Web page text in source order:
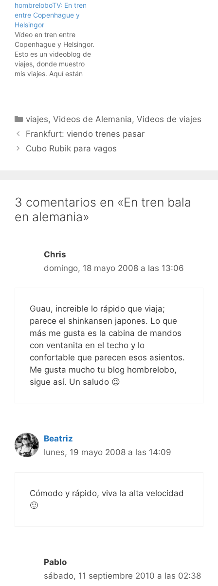
parecido bonita. Y el
tren bala espectacular.
Suscribiros a los video
feeds RSS: Suscríbete a
los vídeos de viajes de
hombrelobo Para iPods
y…
hombreloboTV: En tren
entre Copenhague y
Helsingor
Vídeo en tren entre
Copenhague y Helsingor.
Esto es un videoblog de
viajes, donde muestro
mis viajes. Aquí están
hombrelobo Para iPods y
AppleTVs, usad iTunes: Y
videoblog con…
Categorías
viajes,Videos de Alemania,Videos de viajes
Frankfurt: viendo trenes pasar
Cubo Rubik para vagos
3 comentarios en «En tren bala
en alemania»
Chris
domingo, 18 mayo 2008 a las 13:06
Guau, increible lo rápido que viaja;
parece el shinkansen japones. Lo que
más me gusta es la cabina de mandos
con ventanita en el techo y lo
confortable que parecen esos asientos.
Me gusta mucho tu blog hombrelobo,
sigue así. Un saludo 😉
Beatriz
lunes, 19 mayo 2008 a las 14:09
Cómodo y rápido, viva la alta velocidad
🙂
Pablo
sábado, 11 septiembre 2010 a las 02:38